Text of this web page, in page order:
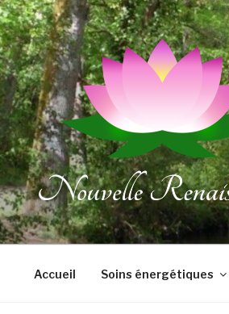
Aller
au
contenu
principal
Accueil Soins énergétiques